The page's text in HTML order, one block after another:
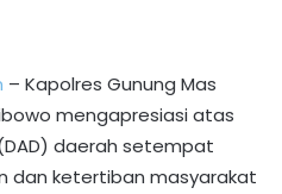
– Kapolres Gunung Mas
mengapresiasi atas
daerah setempat
dan ketertiban masyarakat